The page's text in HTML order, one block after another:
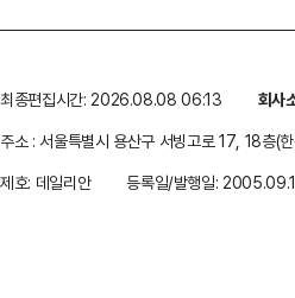
최종편집시간: 2026.08.08 06:13 회사
주소 : 서울특별시 용산구 서빙고로 17, 18층(
제호: 데일리안
등록일/발행일: